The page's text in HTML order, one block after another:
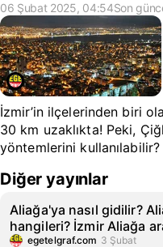
06 Şubat 2025, 04:54Son
İzmir’in ilçelerinden biri
30 km uzaklıkta! Peki,
yöntemlerini
Diğer yayınlar
Aliağa'ya nasıl gidilir?
hangileri? İzmir Aliağa
egetelgraf.com 3 Şubat